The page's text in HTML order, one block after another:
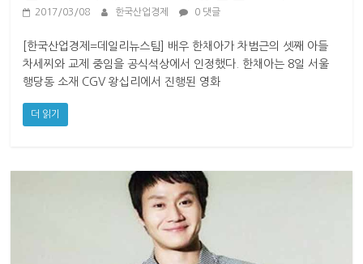
2017/03/08 한국산업경제 0 댓글
[한국산업경제=데일리뉴스팀] 배우 한채아가 차범근의 셋째 아들
차세찌와 교제 중임을 공식석상에서 인정했다. 한채아는 8일 서울
행당동 소재 CGV 왕십리에서 진행된 영화
더 읽기